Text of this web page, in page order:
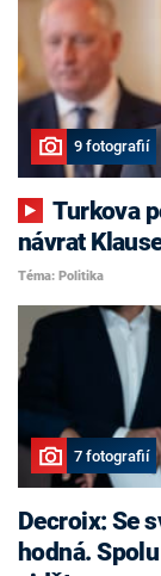
9 fotografií
Turkova pomsta, nekonfliktní Havlíček i
návrat
Téma: Politika
7 fotografií
Decroix: Se
hodná.